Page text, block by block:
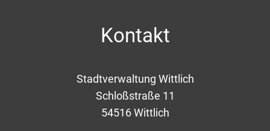
Kontakt
Stadtverwaltung Wittlich
Schloßstraße 11
54516 Wittlich